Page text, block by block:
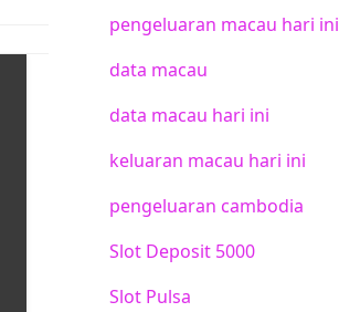
pengeluaran macau hari ini
data macau
data macau hari ini
keluaran macau hari ini
pengeluaran cambodia
Slot Deposit 5000
Slot Pulsa